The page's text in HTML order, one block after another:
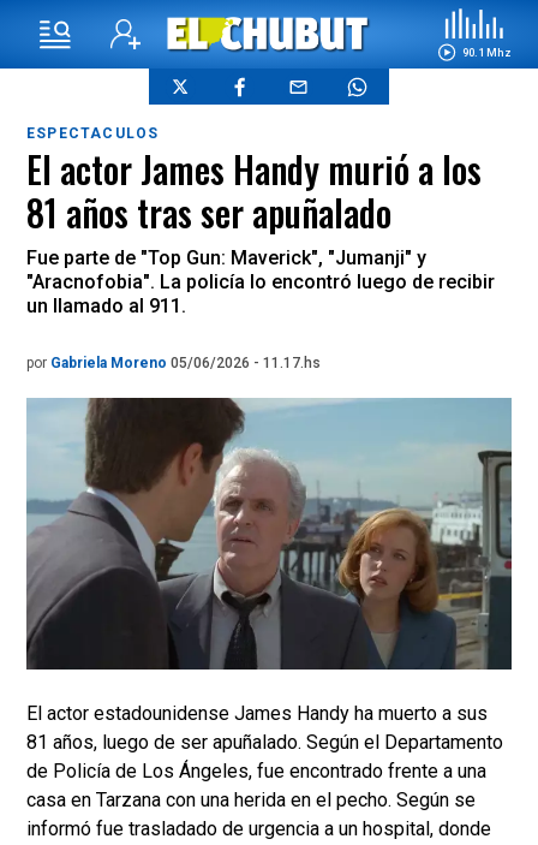
90.1 Mhz
ESPECTACULOS
El actor James Handy murió a los
81 años tras ser apuñalado
Fue parte de "Top Gun: Maverick", "Jumanji" y
"Aracnofobia". La policía lo encontró luego de recibir
un llamado al 911.
por Gabriela Moreno 05/06/2026 - 11.17.hs
El actor estadounidense James Handy ha muerto a sus
81 años, luego de ser apuñalado. Según el Departamento
de Policía de Los Ángeles, fue encontrado frente a una
casa en Tarzana con una herida en el pecho. Según se
informó fue trasladado de urgencia a un hospital, donde